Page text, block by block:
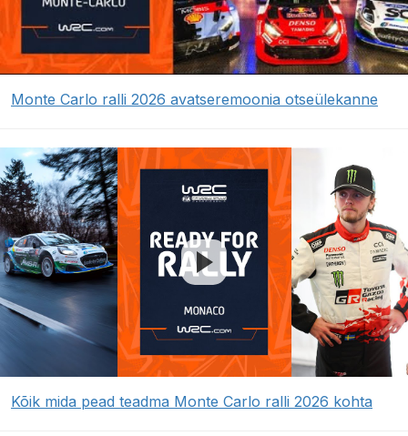
Monte Carlo ralli 2026 avatseremoonia otseülekanne
Kõik mida pead teadma Monte Carlo ralli 2026 kohta